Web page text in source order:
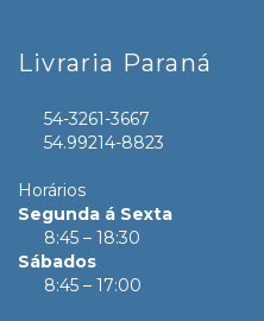
Livraria Paraná
54-3261-3667
54.99214-8823
Horários
Segunda á Sexta
8:45 – 18:30
Sábados
8:45 – 17:00